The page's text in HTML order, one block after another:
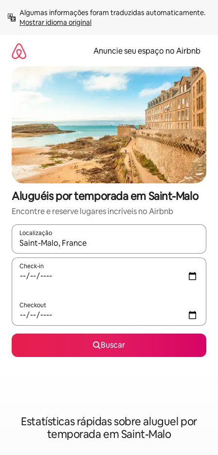
para
Mostrar idioma original
Anuncie seu espaço no Airbnb
Aluguéis por temporada em Saint-Malo
Encontre e reserve lugares incríveis no Airbnb
Localização
Quando os resultados estiverem disponíveis, explore-os
Check-in
Checkout
Buscar
Estatísticas rápidas sobre aluguel por
temporada em Saint-Malo